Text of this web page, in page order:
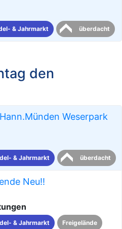
& Jahrmarkt überdacht
den
Weserpark
& Jahrmarkt überdacht
Neu!!
& Jahrmarkt Freigelände